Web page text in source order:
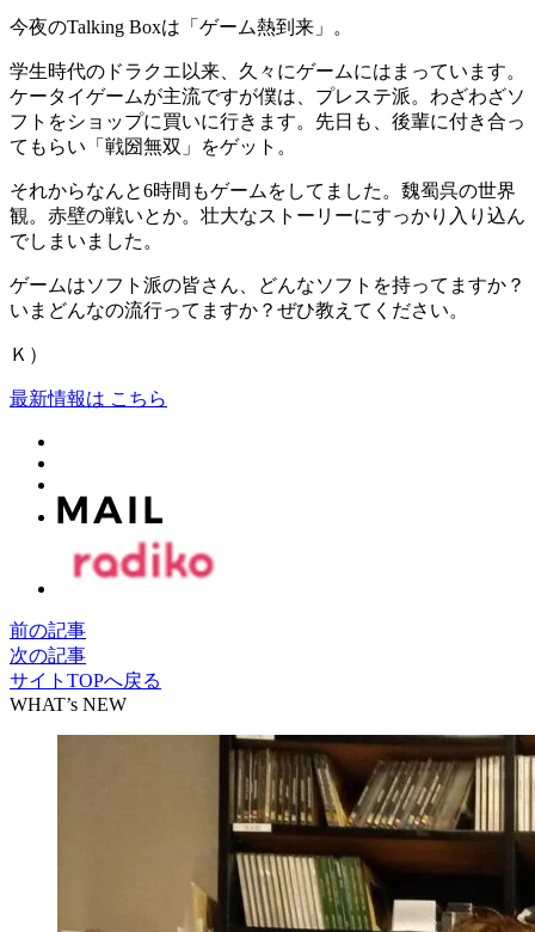
今夜のTalking Boxは「ゲーム熱到来」。
学生時代のドラクエ以来、久々にゲームにはまっています。
ケータイゲームが主流ですが僕は、プレステ派。わざわざソ
フトをショップに買いに行きます。先日も、後輩に付き合っ
てもらい「戦圀無双」をゲット。
それからなんと6時間もゲームをしてました。魏蜀呉の世界
観。赤壁の戦いとか。壮大なストーリーにすっかり入り込ん
でしまいました。
ゲームはソフト派の皆さん、どんなソフトを持ってますか？
いまどんなの流行ってますか？ぜひ教えてください。
Ｋ）
最新情報は こちら
前の記事
次の記事
サイトTOPへ戻る
WHAT’s NEW